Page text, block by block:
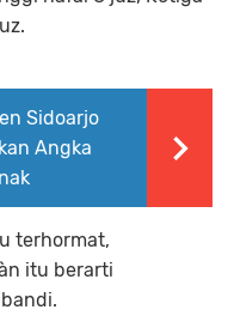
Sidoarjo
Angka
terhormat,
itu berarti